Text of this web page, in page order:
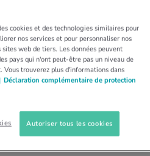
ALIMENTATION
de calories
MÉDECINE
HALEINE
cookies et des technologies similaires pour
nos services et pour personnaliser nos
web de tiers. Les données peuvent
pays qui n'ont peut-être pas un niveau de
Vous trouverez plus d'informations dans
Déclaration complémentaire de protection
Autoriser tous les cookies